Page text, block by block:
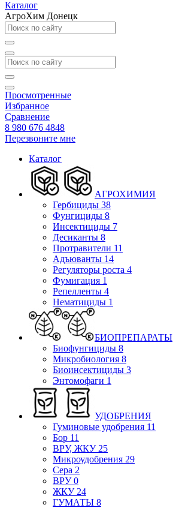
Каталог
АгроХим Донецк
Просмотренные
Избранное
Сравнение
8 980 676 4848
Перезвоните мне
Каталог
АГРОХИМИЯ
Гербициды 38
Фунгициды 8
Инсектициды 7
Десиканты 8
Протравители 11
Адъюванты 14
Регуляторы роста 4
Фумигация 1
Репелленты 4
Нематициды 1
БИОПРЕПАРАТЫ
Биофунгициды 8
Микробиология 8
Биоинсектициды 3
Энтомофаги 1
УДОБРЕНИЯ
Гуминовые удобрения 11
Бор 11
ВРУ, ЖКУ 25
Микроудобрения 29
Сера 2
ВРУ0
ЖКУ 24
ГУМАТЫ 8